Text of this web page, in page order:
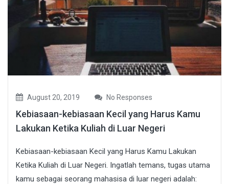
August 20, 2019 No Responses
Kebiasaan-kebiasaan Kecil yang Harus Kamu
Lakukan Ketika Kuliah di Luar Negeri
Kebiasaan-kebiasaan Kecil yang Harus Kamu Lakukan
Ketika Kuliah di Luar Negeri. Ingatlah temans, tugas utama
kamu sebagai seorang mahasisa di luar negeri adalah: